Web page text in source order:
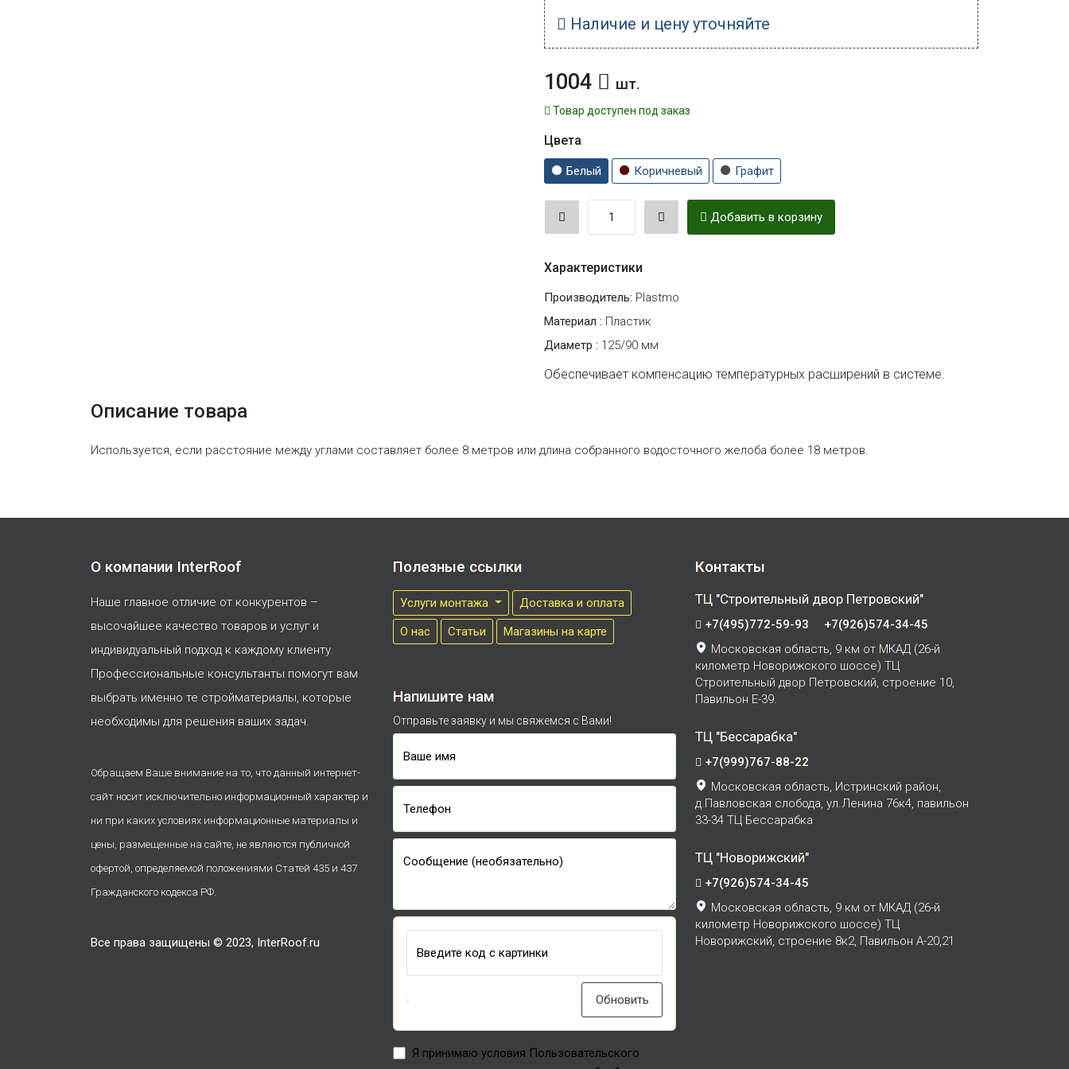
Наличие и цену уточняйте
1004 шт.
Товар доступен под заказ
Цвета
Белый Коричневый Графит
Добавить в корзину
Характеристики
Производитель: Plastmo
Материал : Пластик
Диаметр : 125/90 мм
Обеспечивает компенсацию температурных расширений в системе.
Описание товара
Используется, если расстояние между углами составляет более 8 метров или длина собранного водосточного желоба более 18 метров.
О компании InterRoof
Наше главное отличие от конкурентов –
высочайшее качество товаров и услуг и
индивидуальный подход к каждому клиенту.
Профессиональные консультанты помогут вам
выбрать именно те стройматериалы, которые
необходимы для решения ваших задач.
Обращаем Ваше внимание на то, что данный интернет-
сайт носит исключительно информационный характер и
ни при каких условиях информационные материалы и
цены, размещенные на сайте, не являются публичной
офертой, определяемой положениями Статей 435 и 437
Гражданского кодекса РФ.
Все права защищены © 2023, InterRoof.ru
Полезные ссылки
Услуги монтажа
Доставка и оплата
О нас
Cтатьи Магазины на карте
Напишите нам
Отправьте заявку и мы свяжемся с Вами!
Ваше имя
Телефон
Сообщение (необязательно)
Введите код с картинки
Обновить
Я принимаю условия Пользовательского
Контакты
ТЦ "Строительный двор Петровский"
+7(495)772-59-93
+7(926)574-34-45
Московская область, 9 км от МКАД (26-й
километр Новорижского шоссе) ТЦ
Строительный двор Петровский, строение 10,
Павильон Е-39.
ТЦ "Бессарабка"
+7(999)767-88-22
Московская область, Истринский район,
д.Павловская слобода, ул.Ленина 76к4, павильон
33-34 ТЦ Бессарабка
ТЦ "Новорижский"
+7(926)574-34-45
Московская область, 9 км от МКАД (26-й
километр Новорижского шоссе) ТЦ
Новорижский, строение 8к2, Павильон А-20,21